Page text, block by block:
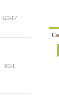
GT-17
ST-1